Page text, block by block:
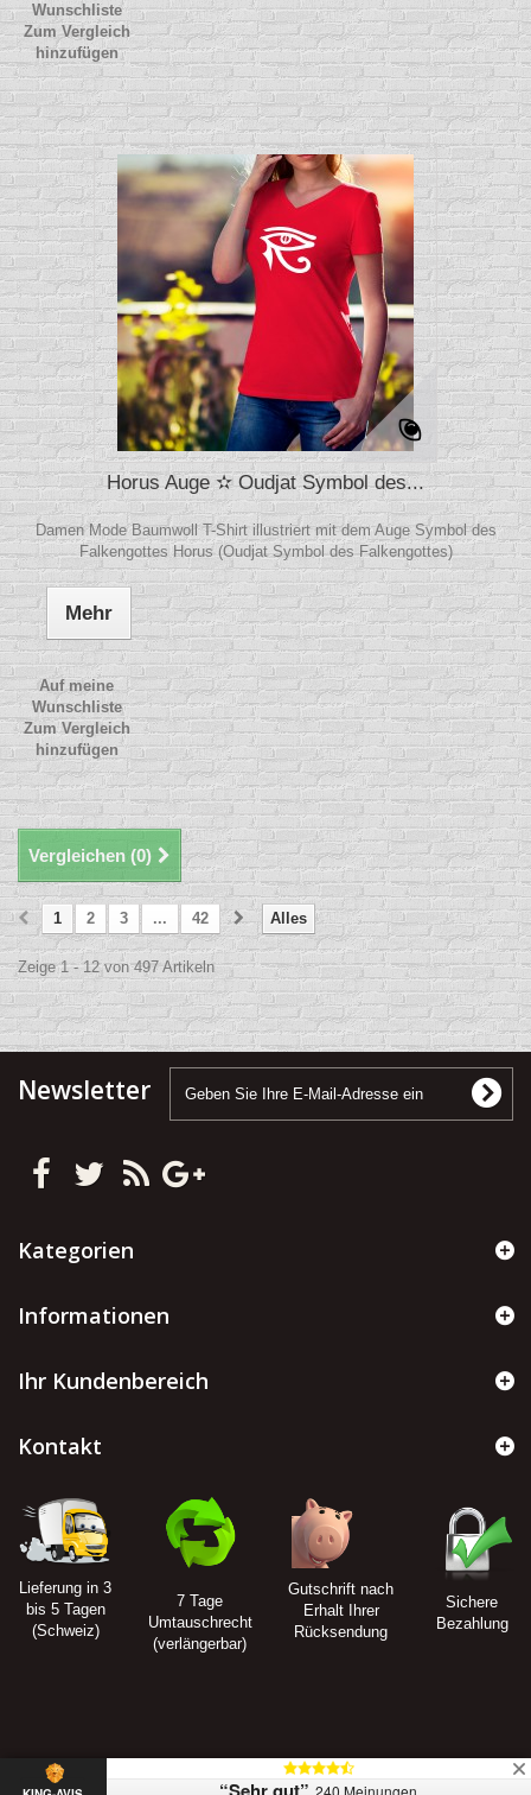
Wunschliste
Zum Vergleich
hinzufügen
Horus Auge ✫ Oudjat Symbol des...
Damen Mode Baumwoll T-Shirt illustriert mit dem Auge Symbol des
Falkengottes Horus (Oudjat Symbol des Falkengottes)
Mehr
Auf meine
Wunschliste
Zum Vergleich
hinzufügen
Vergleichen (0)
Alles
1 2 3 ... 42
Zeige 1 - 12 von 497 Artikeln
Newsletter
Kategorien
Informationen
Ihr Kundenbereich
Kontakt
Lieferung in 3
bis 5 Tagen
(Schweiz)
7 Tage
Umtauschrecht
(verlängerbar)
Gutschrift nach
Erhalt Ihrer
Rücksendung
Sichere
Bezahlung
240 Meinungen